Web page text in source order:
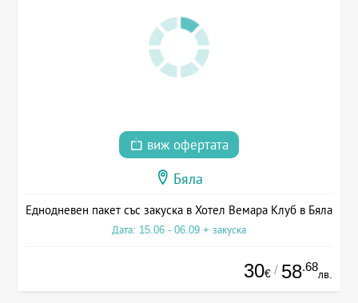
виж офертата
Бяла
Еднодневен пакет със закуска в Хотел Вемара Клуб в Бяла
Дата: 15.06 - 06.09 + закуска
30€ / 58.68
лв.